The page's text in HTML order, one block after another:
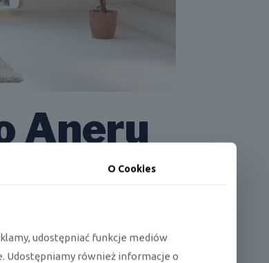
Aneru
i dół pozwala na montaż przy
ze specyficznymi
Aneru jest także chętnie
O Cookies
udostępniać funkcje mediów
Udostępniamy również informacje o